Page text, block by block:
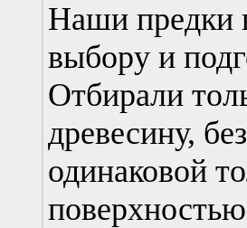
Наши предки
выбору и
Отбирали
древесину,
одинаковой